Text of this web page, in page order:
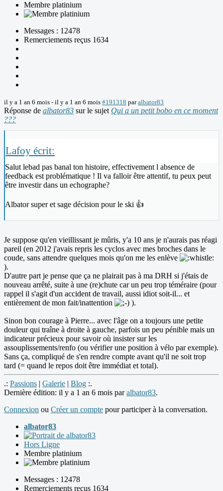
Membre platinium
Messages : 12478
Remerciements reçus 1634
il y a 1 an 6 mois - il y a 1 an 6 mois #191318 paralbator83
Réponse de albator83 sur le sujet Qui a un petit bobo en ce moment
???
Lafoy écrit:
Salut lebad pas banal ton histoire, effectivement l absence de
feedback est problématique ! Il va falloir être attentif, tu peux peut
être investir dans un echographe?
Albator super et sage décision pour le ski 👍
Je suppose qu'en vieillissant je mûris, y'a 10 ans je n'aurais pas réagi
pareil (en 2012 j'avais repris les cyclos avec mes broches dans le
coude, sans attendre quelques mois qu'on me les enlève
).
D'autre part je pense que ça ne plairait pas à ma DRH si j'étais de
nouveau arrêté, suite à une (re)chute car un peu trop téméraire (pour
rappel il s'agit d'un accident de travail, aussi idiot soit-il... et
entièrement de mon fait/inattention
).
Sinon bon courage à Pierre... avec l'âge on a toujours une petite
douleur qui traîne à droite à gauche, parfois un peu pénible mais un
indicateur précieux pour savoir où insister sur les
assouplissements/renfo (ou vérifier une position à vélo par exemple).
Sans ça, compliqué de s'en rendre compte avant qu'il ne soit trop
tard (= quand le repos doit être immédiat et total).
.: Passions | Galerie | Blog :.
Dernière édition: il y a 1 an 6 mois paralbator83.
Connexion ou Créer un compte pour participer à la conversation.
albator83
Hors Ligne
Membre platinium
Messages : 12478
Remerciements reçus 1634